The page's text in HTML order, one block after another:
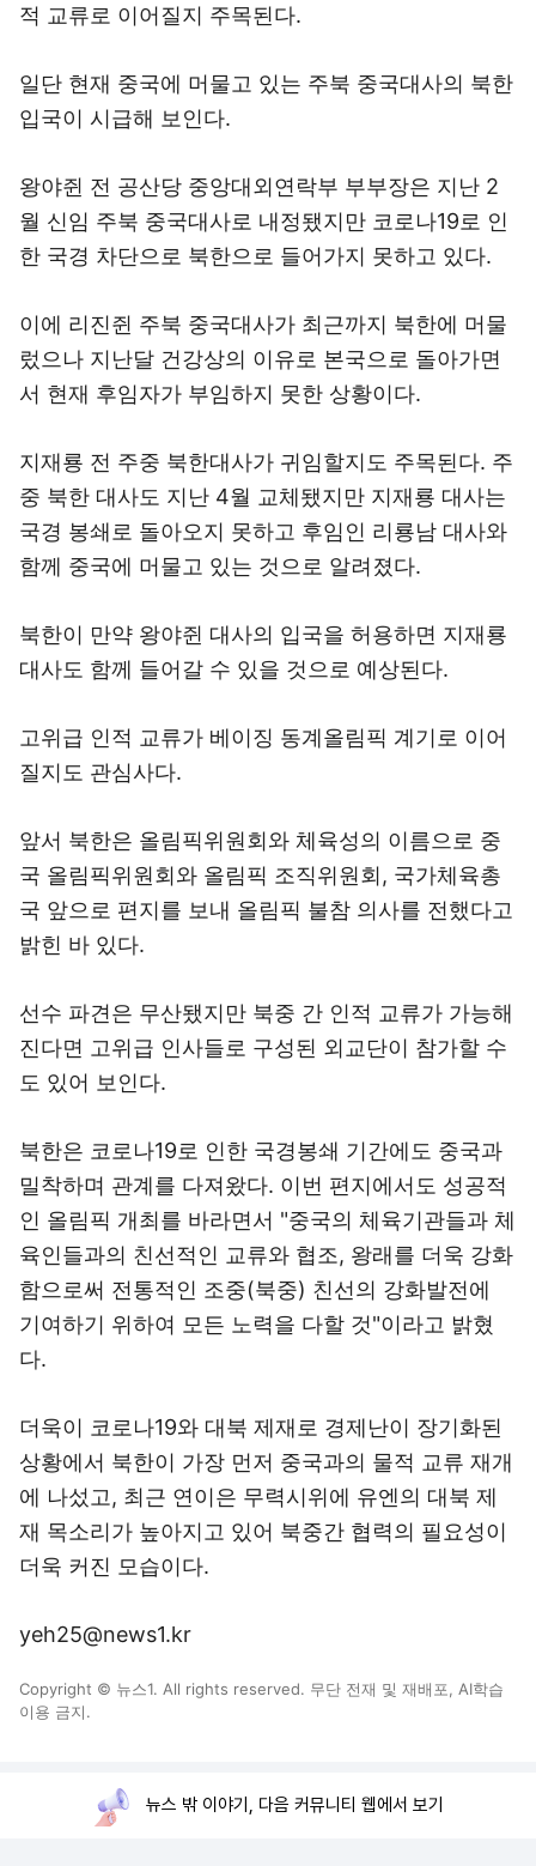
적 교류로 이어질지 주목된다.
일단 현재 중국에 머물고 있는 주북 중국대사의 북한
입국이 시급해 보인다.
왕야쥔 전 공산당 중앙대외연락부 부부장은 지난 2
월 신임 주북 중국대사로 내정됐지만 코로나19로 인
한 국경 차단으로 북한으로 들어가지 못하고 있다.
이에 리진쥔 주북 중국대사가 최근까지 북한에 머물
렀으나 지난달 건강상의 이유로 본국으로 돌아가면
서 현재 후임자가 부임하지 못한 상황이다.
지재룡 전 주중 북한대사가 귀임할지도 주목된다. 주
중 북한 대사도 지난 4월 교체됐지만 지재룡 대사는
국경 봉쇄로 돌아오지 못하고 후임인 리룡남 대사와
함께 중국에 머물고 있는 것으로 알려졌다.
북한이 만약 왕야쥔 대사의 입국을 허용하면 지재룡
대사도 함께 들어갈 수 있을 것으로 예상된다.
고위급 인적 교류가 베이징 동계올림픽 계기로 이어
질지도 관심사다.
앞서 북한은 올림픽위원회와 체육성의 이름으로 중
국 올림픽위원회와 올림픽 조직위원회, 국가체육총
국 앞으로 편지를 보내 올림픽 불참 의사를 전했다고
밝힌 바 있다.
선수 파견은 무산됐지만 북중 간 인적 교류가 가능해
진다면 고위급 인사들로 구성된 외교단이 참가할 수
도 있어 보인다.
북한은 코로나19로 인한 국경봉쇄 기간에도 중국과
밀착하며 관계를 다져왔다. 이번 편지에서도 성공적
인 올림픽 개최를 바라면서 "중국의 체육기관들과 체
육인들과의 친선적인 교류와 협조, 왕래를 더욱 강화
함으로써 전통적인 조중(북중) 친선의 강화발전에
기여하기 위하여 모든 노력을 다할 것"이라고 밝혔
다.
더욱이 코로나19와 대북 제재로 경제난이 장기화된
상황에서 북한이 가장 먼저 중국과의 물적 교류 재개
에 나섰고, 최근 연이은 무력시위에 유엔의 대북 제
재 목소리가 높아지고 있어 북중간 협력의 필요성이
더욱 커진 모습이다.
yeh25@news1.kr
Copyright © 뉴스1. All rights reserved. 무단 전재 및 재배포, AI학습
이용 금지.
뉴스 밖 이야기, 다음 커뮤니티 웹에서 보기